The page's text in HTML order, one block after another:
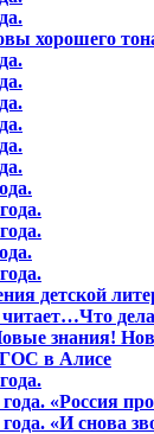
хорошего
детской
знания!
в Алисе
«Россия
«И снова